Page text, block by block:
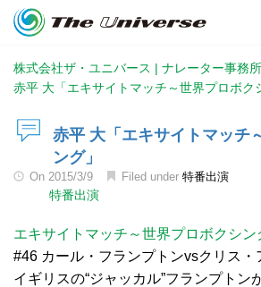
株式会社ザ・ユニバース | ナレーター事務所
赤平 大「エキサイトマッチ～世界プロボク
赤平 大「エキサイトマッチ
ング」
On 2015/3/9 Filed under 特番出演
特番出演
エキサイトマッチ～世界プロボクシン
#46 カール・フランプトンvsクリス・
イギリスの“ジャッカル”フランプトン